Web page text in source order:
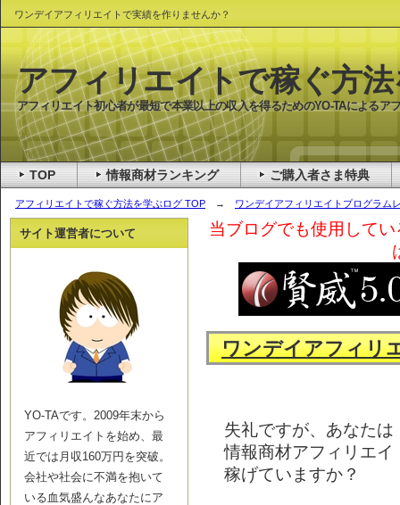
ワンデイアフィリエイトで実績を作りませんか？
アフィリエイトで稼ぐ方法を学ぶログ TOP → ワンデイアフィリエイトプログラム
当ブログでも使用して
ワンデイアフィリ
失礼ですが、あなたは
情報商材アフィリエイ
稼げていますか？
サイト運営者について
YO-TAです。2009年末から
アフィリエイトを始め、最
近では月収160万円を突破。
会社や社会に不満を抱いて
いる血気盛んなあなたにア
アフィリエイトで稼ぐ方
アフィリエイト初心者が最短で本業以上の収入を得るためのYO-TAによるア
TOP 情報商材ランキング ご購入者さま特典